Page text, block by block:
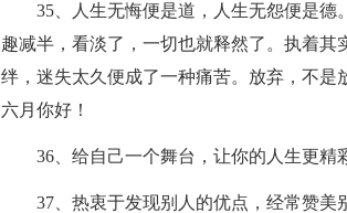
35、人生无悔便是道，人生无怨便是
趣减半，看淡了，一切也就释然了。执着
绊，迷失太久便成了一种痛苦。放弃，不是
六月你好！
36、给自己一个舞台，让你的人生更精
37、热衷于发现别人的优点，经常赞